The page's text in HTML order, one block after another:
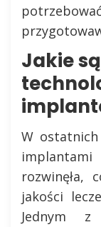
Jakie
W
rozwinęła,
jakości
Jednym z